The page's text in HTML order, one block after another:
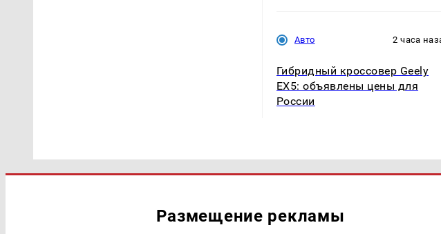
Авто 2 часа
Гибридный кроссовер Geely
EX5: объявлены цены для
России
Размещение рекламы